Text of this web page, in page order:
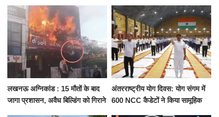
को नहीं...
किराया
लखनऊ अग्निकांड : 15 मौतों के बाद
जागा प्रशासन, अवैध बिल्डिंग को गिराने
अंतरराष्ट्रीय योग दिवस: योग संगम में
600 NCC कैडेटों ने किया सामूहिक